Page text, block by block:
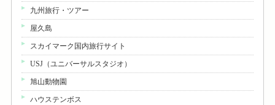
九州旅行・ツアー
屋久島
スカイマーク国内旅行サイト
USJ（ユニバーサルスタジオ）
旭山動物園
ハウステンボス